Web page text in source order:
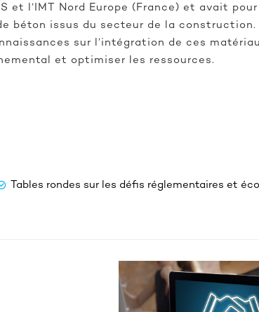
et l’IMT Nord Europe (France) et avait
béton issus du secteur de la construction.
sur l’intégration de ces
et optimiser les ressources.
Tables rondes sur les défis réglementaires et